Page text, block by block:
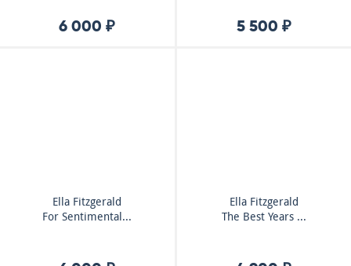
6 000 ₽ 5 500 ₽
Ella Fitzgerald
For Sentimental...
Ella Fitzgerald
The Best Years ...